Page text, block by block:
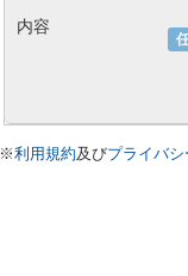
内容
※利用規約及びプライバシ